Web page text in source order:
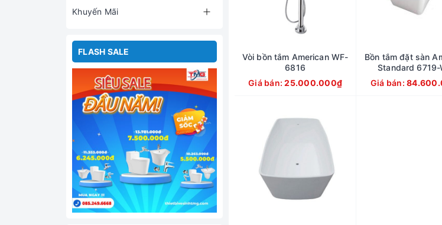
Khuyến Mãi
FLASH SALE
Vòi bồn tắm American WF-
6816
Giá bán:25.000.000₫
Bồn tắm đặt sàn
Standard 6719-
BTAS6719)
Giá bán: